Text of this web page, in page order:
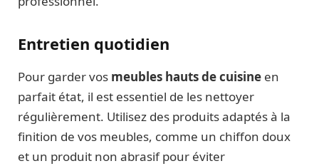
Entretien quotidien
Pour garder vos meubles hauts de cuisine en
parfait état, il est essentiel de les nettoyer
régulièrement. Utilisez des produits adaptés à la
finition de vos meubles, comme un chiffon doux
et un produit non abrasif pour éviter